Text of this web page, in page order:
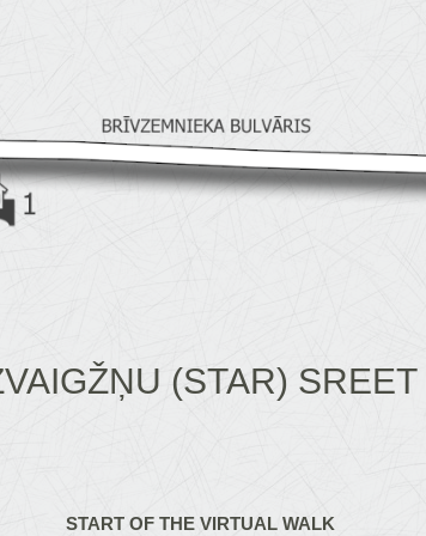
(STAR) SREET
START OF THE VIRTUAL WALK